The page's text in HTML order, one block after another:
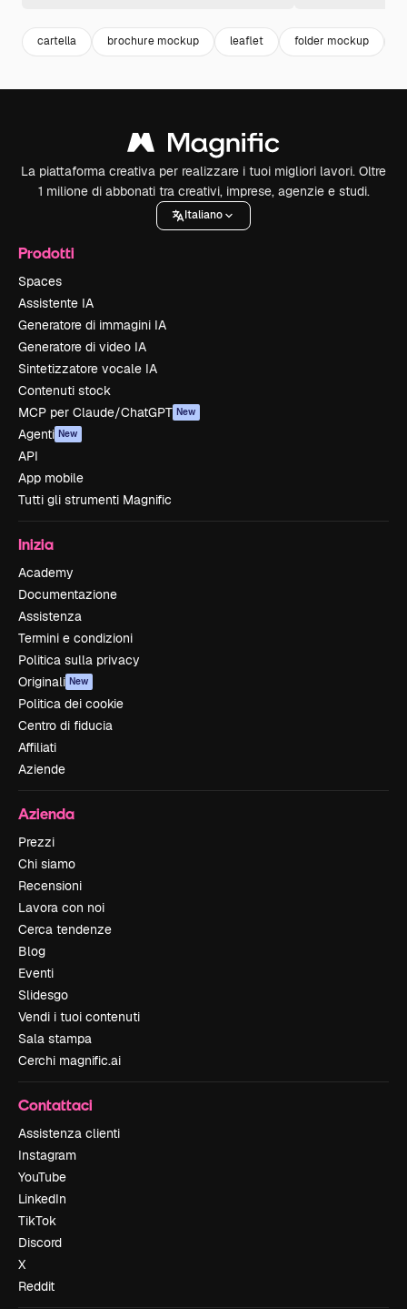
cartella brochure mockup leaflet folder mockup
La piattaforma creativa per realizzare i tuoi migliori lavori. Oltre
1 milione di abbonati tra creativi, imprese, agenzie e studi.
Italiano
Prodotti
Spaces
Assistente IA
Generatore di immagini IA
Generatore di video IA
Sintetizzatore vocale IA
Contenuti stock
MCP per Claude/ChatGPT New
Agenti New
API
App mobile
Tutti gli strumenti Magnific
Inizia
Academy
Documentazione
Assistenza
Termini e condizioni
Politica sulla privacy
Originali New
Politica dei cookie
Centro di fiducia
Affiliati
Aziende
Azienda
Prezzi
Chi siamo
Recensioni
Lavora con noi
Cerca tendenze
Blog
Eventi
Slidesgo
Vendi i tuoi contenuti
Sala stampa
Cerchi magnific.ai
Contattaci
Assistenza clienti
Instagram
YouTube
LinkedIn
TikTok
Discord
X
Reddit